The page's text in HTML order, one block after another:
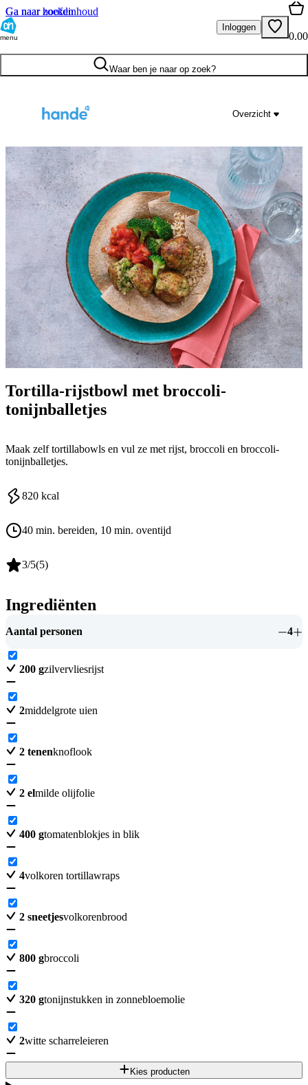
Ga naar hoofdinhoud
Ga naar zoeken
menu
Inloggen
0.00
Waar ben je naar op zoek?
Overzicht
Tortilla-rijstbowl met broccoli-
tonijnballetjes
Maak zelf tortillabowls en vul ze met rijst, broccoli en broccoli-
tonijnballetjes.
820 kcal
40 min. bereiden, 10 min. oventijd
3/5(5)
Ingrediënten
Aantal personen 4
200 gzilvervliesrijst
2middelgrote uien
2 tenenknoflook
2 elmilde olijfolie
400 gtomatenblokjes in blik
4volkoren tortillawraps
2 sneetjesvolkorenbrood
800 gbroccoli
320 gtonijnstukken in zonnebloemolie
2witte scharreleieren
Kies producten